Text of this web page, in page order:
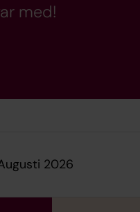
med!
augusti 2026